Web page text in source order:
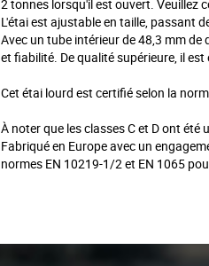
2 tonnes lorsqu'il est ouvert. Veuillez
L'étai est ajustable en taille, passant
Avec un tube intérieur de 48,3 mm
et fiabilité. De qualité supérieure, il
Cet étai lourd est certifié selon la
À noter que les classes C et D ont
Fabriqué en Europe avec un
normes EN 10219-1/2 et EN 1065